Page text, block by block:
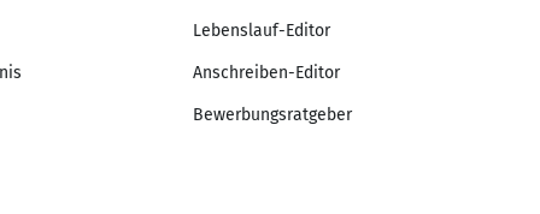
Lebenslauf-Editor
Anschreiben-Editor
Bewerbungsratgeber